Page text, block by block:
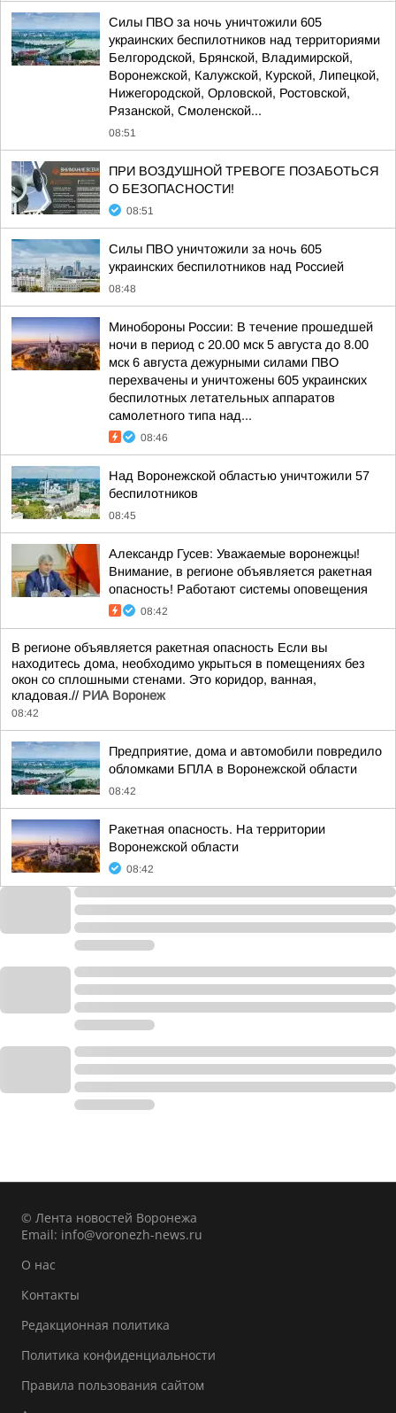
Силы ПВО за ночь уничтожили 605
украинских беспилотников над территориями
Белгородской, Брянской, Владимирской,
Воронежской, Калужской, Курской, Липецкой,
Нижегородской, Орловской, Ростовской,
Рязанской, Смоленской...
08:51
ПРИ ВОЗДУШНОЙ ТРЕВОГЕ ПОЗАБОТЬСЯ
О БЕЗОПАСНОСТИ!
08:51
Силы ПВО уничтожили за ночь 605
украинских беспилотников над Россией
08:48
Минобороны России: В течение прошедшей
ночи в период с 20.00 мск 5 августа до 8.00
мск 6 августа дежурными силами ПВО
перехвачены и уничтожены 605 украинских
беспилотных летательных аппаратов
самолетного типа над...
08:46
Над Воронежской областью уничтожили 57
беспилотников
08:45
Александр Гусев: Уважаемые воронежцы!
Внимание, в регионе объявляется ракетная
опасность! Работают системы оповещения
08:42
В регионе объявляется ракетная опасность Если вы
находитесь дома, необходимо укрыться в помещениях без
окон со сплошными стенами. Это коридор, ванная,
кладовая.// РИА Воронеж
08:42
Предприятие, дома и автомобили повредило
обломками БПЛА в Воронежской области
08:42
Ракетная опасность. На территории
Воронежской области
08:42
© Лента новостей Воронежа
Email: info@voronezh-news.ru
О нас
Контакты
Редакционная политика
Политика конфиденциальности
Правила пользования сайтом